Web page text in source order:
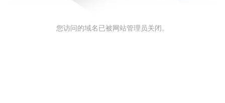
您访问的域名已被网站管理员关闭。